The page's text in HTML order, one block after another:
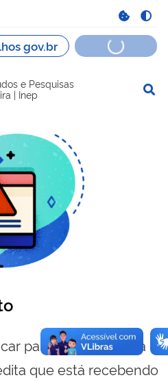
e Pesquisas
| Inep
para visualizar essa
que está recebendo